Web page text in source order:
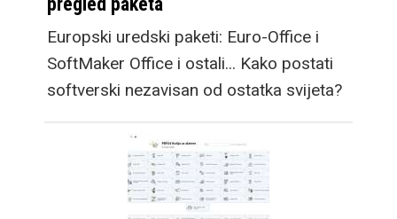
Europski uredski paketi: Euro-Office i
SoftMaker Office i ostali... Kako postati
softverski nezavisan od ostatka svijeta?